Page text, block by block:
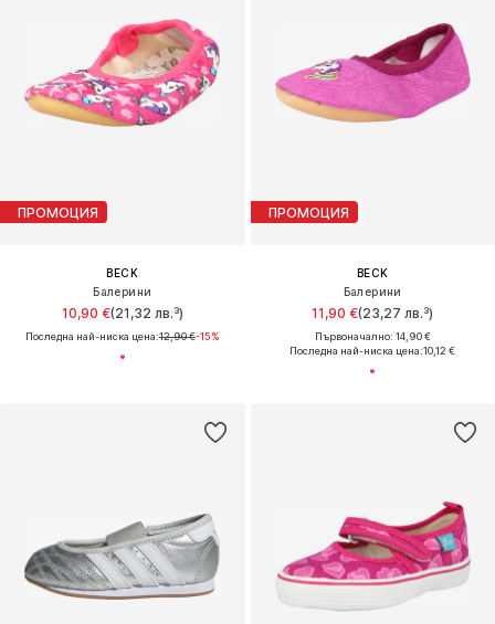
ПРОМОЦИЯ
BECK
Балерини
10,90 €(21,32 лв.³)
Последна най-ниска цена:12,90 €-15%
ПРОМОЦИЯ
BECK
Балерини
11,90 €(23,27 лв.³)
Първоначално: 14,90 €
Последна най-ниска цена:10,12 €